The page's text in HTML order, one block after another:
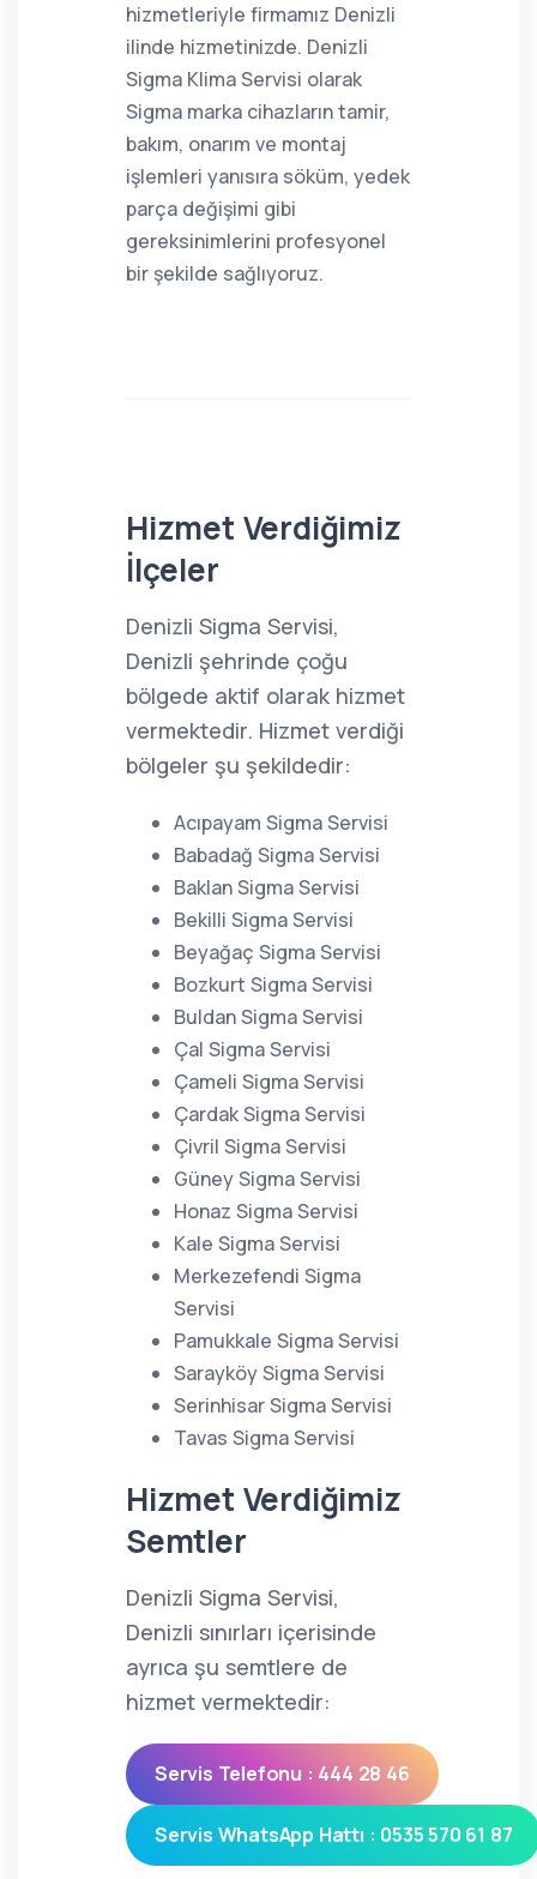
hizmetleriyle firmamız Denizli
ilinde hizmetinizde. Denizli
Sigma Klima Servisi olarak
Sigma marka cihazların tamir,
bakım, onarım ve montaj
işlemleri yanısıra söküm, yedek
parça değişimi gibi
gereksinimlerini profesyonel
bir şekilde sağlıyoruz.
Hizmet Verdiğimiz
İlçeler
Denizli Sigma Servisi,
Denizli şehrinde çoğu
bölgede aktif olarak hizmet
vermektedir. Hizmet verdiği
bölgeler şu şekildedir:
Acıpayam Sigma Servisi
Babadağ Sigma Servisi
Baklan Sigma Servisi
Bekilli Sigma Servisi
Beyağaç Sigma Servisi
Bozkurt Sigma Servisi
Buldan Sigma Servisi
Çal Sigma Servisi
Çameli Sigma Servisi
Çardak Sigma Servisi
Çivril Sigma Servisi
Güney Sigma Servisi
Honaz Sigma Servisi
Kale Sigma Servisi
Merkezefendi Sigma
Servisi
Pamukkale Sigma Servisi
Sarayköy Sigma Servisi
Serinhisar Sigma Servisi
Tavas Sigma Servisi
Hizmet Verdiğimiz
Semtler
Denizli Sigma Servisi,
Denizli sınırları içerisinde
ayrıca şu semtlere de
hizmet vermektedir:
Servis Telefonu : 444 28 46
Servis WhatsApp Hattı : 0535 570 61 87